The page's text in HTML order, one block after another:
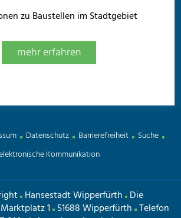
zu Baustellen im Stadtgebiet
mehr erfahren
Datenschutz Barrierefreiheit
Suche
Kommunikation
Hansestadt Wipperfürth Die
1 51688 Wipperfürth Telefon